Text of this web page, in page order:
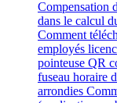
Compensation
dans le calcul
Comment
employés
pointeuse QR
fuseau horaire
arrondies